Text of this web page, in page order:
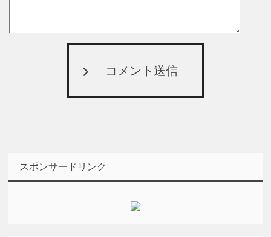
コメント送信
スポンサードリンク